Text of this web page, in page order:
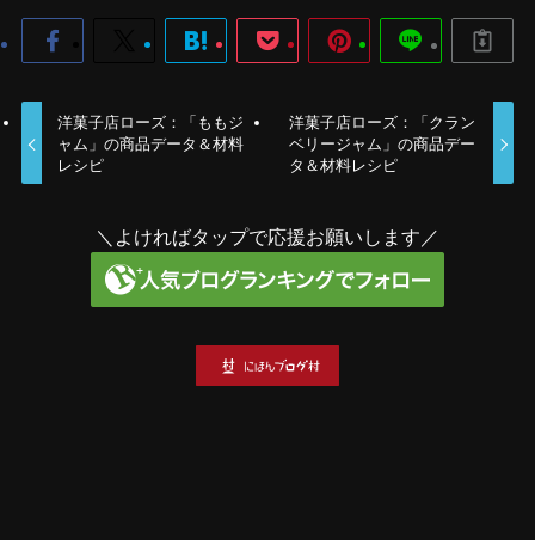
洋菓子店ローズ：「ももジ
ャム」の商品データ＆材料
レシピ
洋菓子店ローズ：「クラン
ベリージャム」の商品デー
タ＆材料レシピ
＼よければタップで応援お願いします／